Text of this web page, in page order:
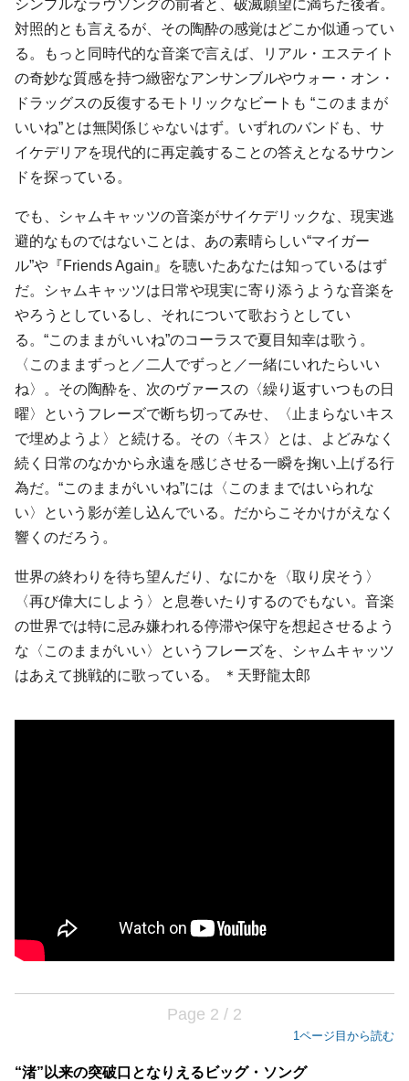
シンプルなラヴソングの前者と、破滅願望に満ちた後者。
対照的とも言えるが、その陶酔の感覚はどこか似通ってい
る。もっと同時代的な音楽で言えば、リアル・エステイト
の奇妙な質感を持つ緻密なアンサンブルやウォー・オン・
ドラッグスの反復するモトリックなビートも “このままが
いいね”とは無関係じゃないはず。いずれのバンドも、サ
イケデリアを現代的に再定義することの答えとなるサウン
ドを探っている。
でも、シャムキャッツの音楽がサイケデリックな、現実逃
避的なものではないことは、あの素晴らしい“マイガー
ル”や『Friends Again』を聴いたあなたは知っているはず
だ。シャムキャッツは日常や現実に寄り添うような音楽を
やろうとしているし、それについて歌おうとしてい
る。“このままがいいね”のコーラスで夏目知幸は歌う。
〈このままずっと／二人でずっと／一緒にいれたらいい
ね〉。その陶酔を、次のヴァースの〈繰り返すいつもの日
曜〉というフレーズで断ち切ってみせ、〈止まらないキス
で埋めようよ〉と続ける。その〈キス〉とは、よどみなく
続く日常のなかから永遠を感じさせる一瞬を掬い上げる行
為だ。“このままがいいね”には〈このままではいられな
い〉という影が差し込んでいる。だからこそかけがえなく
響くのだろう。
世界の終わりを待ち望んだり、なにかを〈取り戻そう〉
〈再び偉大にしよう〉と息巻いたりするのでもない。音楽
の世界では特に忌み嫌われる停滞や保守を想起させるよう
な〈このままがいい〉というフレーズを、シャムキャッツ
はあえて挑戦的に歌っている。 ＊天野龍太郎
Page 2 / 2
1ページ目から読む
“渚”以来の突破口となりえるビッグ・ソング